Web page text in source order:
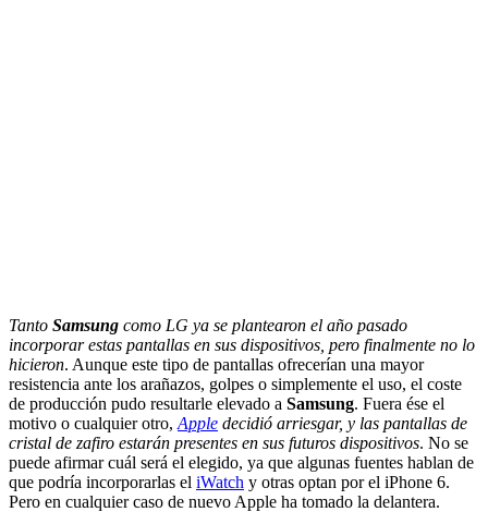
Tanto Samsung como LG ya se plantearon el año pasado
incorporar estas pantallas en sus dispositivos, pero finalmente no lo
hicieron. Aunque este tipo de pantallas ofrecerían una mayor
resistencia ante los arañazos, golpes o simplemente el uso, el coste
de producción pudo resultarle elevado a Samsung. Fuera ése el
motivo o cualquier otro, Apple decidió arriesgar, y las pantallas de
cristal de zafiro estarán presentes en sus futuros dispositivos. No se
puede afirmar cuál será el elegido, ya que algunas fuentes hablan de
que podría incorporarlas el iWatch y otras optan por el iPhone 6.
Pero en cualquier caso de nuevo Apple ha tomado la delantera.